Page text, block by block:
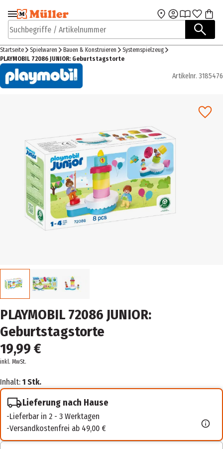
Zur Navigation
springen
Zum Hauptinhalt
Suchbegriffe / Artikelnummer
Startseite Spielwaren Bauen & Konstruieren
Systemspielzeug
PLAYMOBIL 72086 JUNIOR: Geburtstagstorte
Artikelnr. 3185476
PLAYMOBIL 72086 JUNIOR:
Geburtstagstorte
19,99 €
inkl. MwSt.
Inhalt: 1 Stk.
Lieferung nach Hause
Lieferbar in 2 - 3 Werktagen
Versandkostenfrei ab 49,00 €